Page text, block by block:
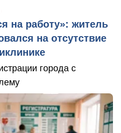
на работу»: житель
на отсутствие
города с